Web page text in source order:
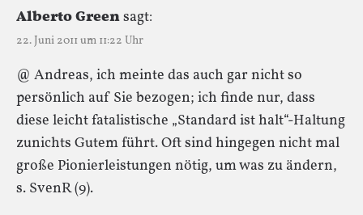
Alberto Greensagt:
22. Juni 2011 um 11:22 Uhr
@ Andreas, ich meinte das auch gar nicht so
persönlich auf Sie bezogen; ich finde nur, dass
diese leicht fatalistische „Standard ist halt“-Haltung
zunichts Gutem führt. Oft sind hingegen nicht mal
große Pionierleistungen nötig, um was zu ändern,
s. SvenR (9).